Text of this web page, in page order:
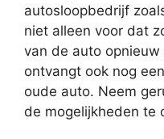
autosloopbedrijf
niet alleen voor dat
van de auto
ontvangt ook nog
oude auto. Neem
de mogelijkheden te